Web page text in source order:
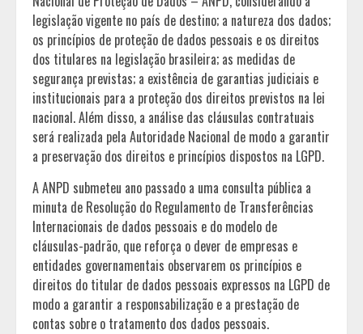
legislação vigente no país de destino; a natureza dos dados;
os princípios de proteção de dados pessoais e os direitos
dos titulares na legislação brasileira; as medidas de
segurança previstas; a existência de garantias judiciais e
institucionais para a proteção dos direitos previstos na lei
nacional. Além disso, a análise das cláusulas contratuais
será realizada pela Autoridade Nacional de modo a garantir
a preservação dos direitos e princípios dispostos na LGPD.
A ANPD submeteu ano passado a uma consulta pública a
minuta de Resolução do Regulamento de Transferências
Internacionais de dados pessoais e do modelo de
cláusulas-padrão, que reforça o dever de empresas e
entidades governamentais observarem os princípios e
direitos do titular de dados pessoais expressos na LGPD de
modo a garantir a responsabilização e a prestação de
contas sobre o tratamento dos dados pessoais.